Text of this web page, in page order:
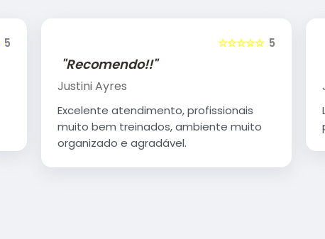
5 5
☆☆☆☆☆
"Recomendo!!"
Justini Ayres
Excelente atendimento, profissionais
muito bem treinados, ambiente muito
organizado e agradável.